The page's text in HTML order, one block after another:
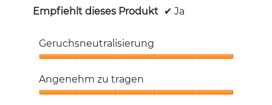
Empfiehlt dieses Produkt ✔ Ja
Geruchsneutralisierung
5
von
Angenehm zu tragen